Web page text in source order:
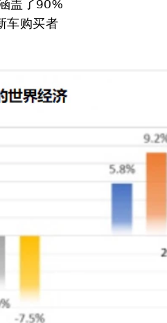
盖了90%
车购买者